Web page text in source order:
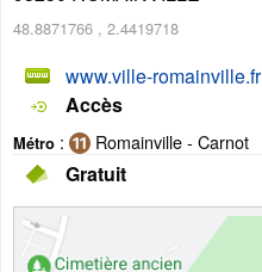
48.8871766 , 2.4419718
www.ville-romainville.fr
Accès
Métro : Romainville - Carnot
Gratuit